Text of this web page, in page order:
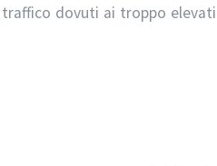
dovuti ai troppo elevati